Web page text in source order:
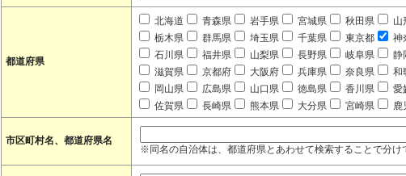
都道府県
北海道 青森県 岩手県 宮城県 秋田県 山
栃木県
群馬県 埼玉県 千葉県 東京都 神
石川県
福井県 山梨県 長野県 岐阜県 静
滋賀県
京都府 大阪府 兵庫県 奈良県 和
岡山県
広島県 山口県 徳島県 香川県 愛
佐賀県
長崎県 熊本県 大分県 宮崎県 鹿
市区町村名、都道府県名
※同名の自治体は、都道府県とあわせて検索することで分け